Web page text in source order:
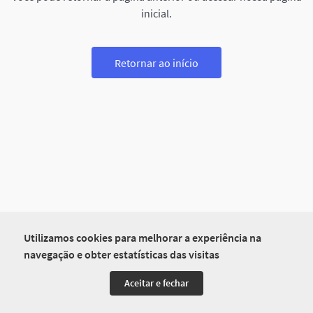
Utilizamos cookies para melhorar a experiência na
navegação e obter estatísticas das visitas
Aceitar e fechar
inicial.
Retornar ao início